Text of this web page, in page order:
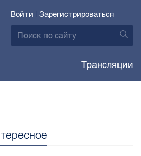
Войти | Зарегистрироваться
Трансляции